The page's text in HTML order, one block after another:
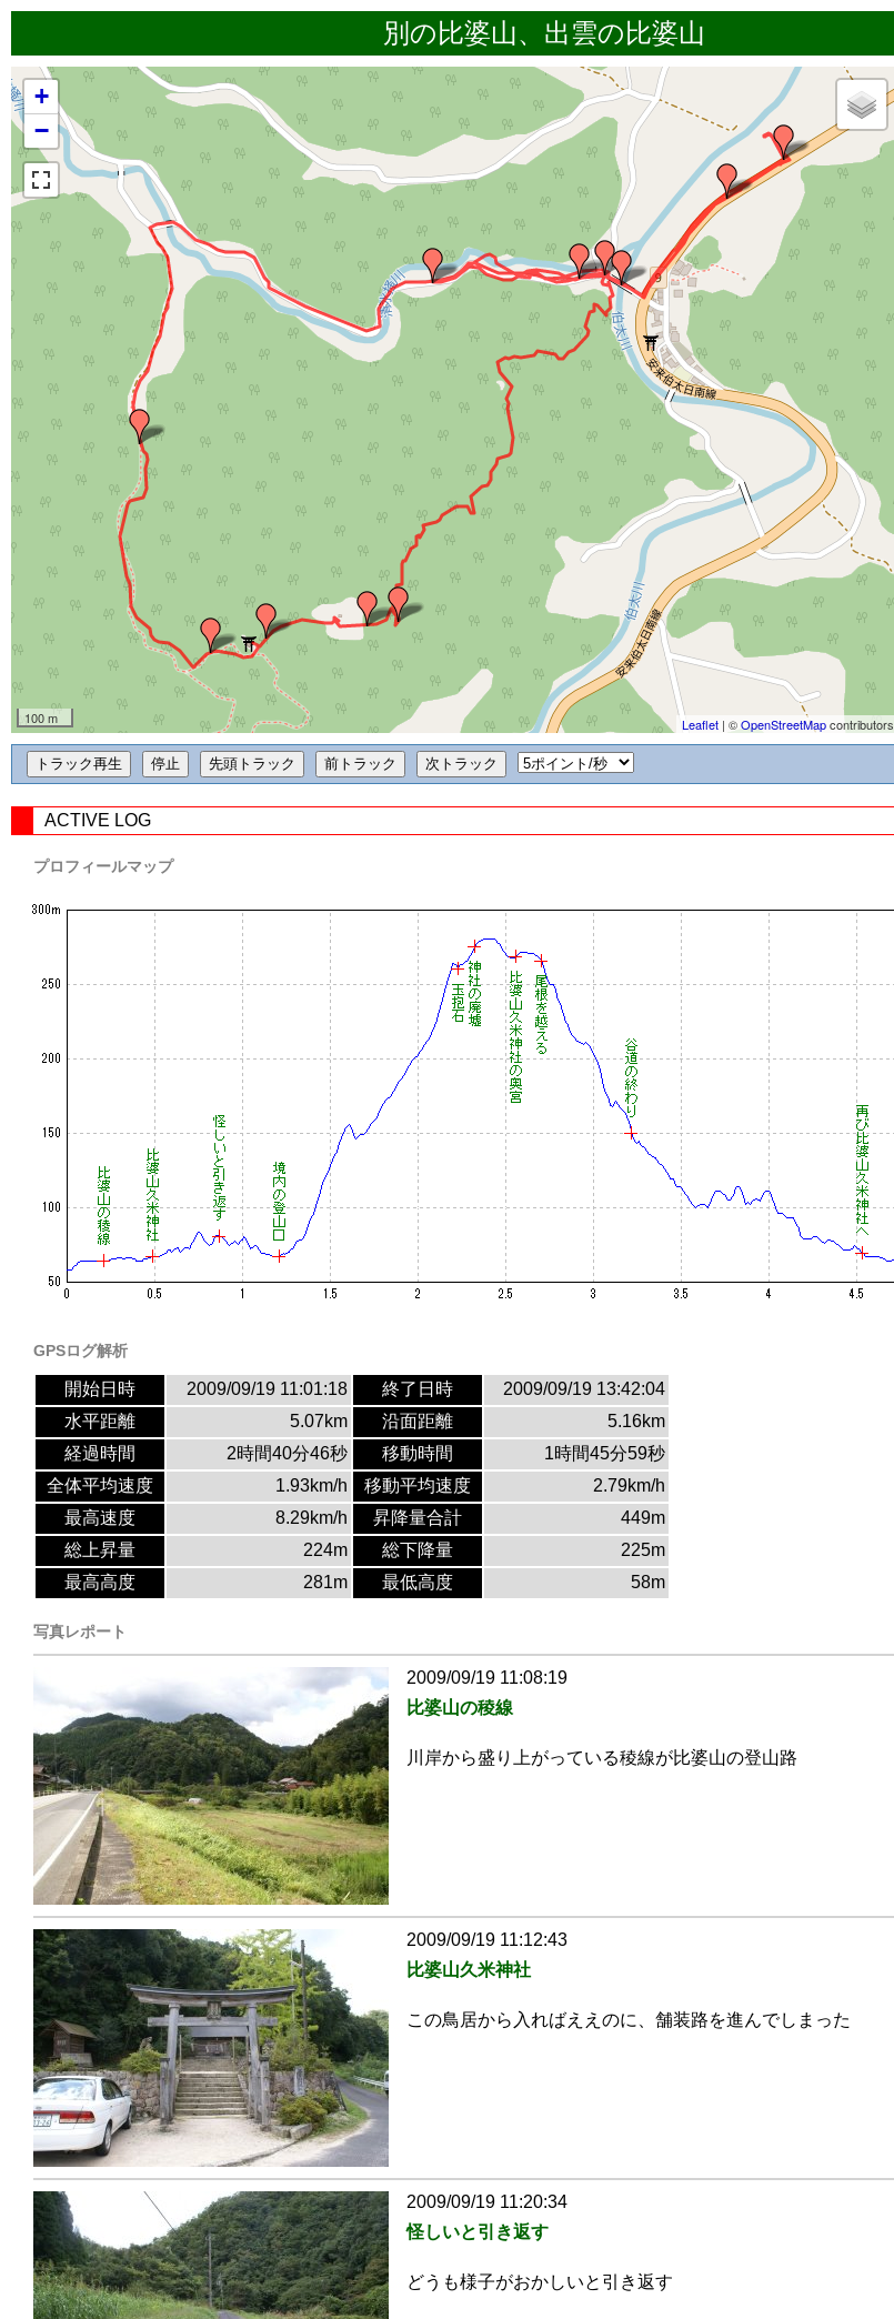
別の比婆山、出雲の比婆山
+
−
100 m Leaflet | ©OpenStreetMapcontributors
ACTIVE LOG
プロフィールマップ
GPSログ解析
開始日時 2009/09/19 11:01:18 終了日時
2009/09/19 13:42:04
水平距離
5.07km 沿面距離
5.16km
経過時間
2時間40分46秒 移動時間
1時間45分59秒
全体平均速度
1.93km/h 移動平均速度
2.79km/h
最高速度
8.29km/h 昇降量合計
449m
総上昇量
224m 総下降量
225m
最高高度
281m 最低高度 58m
写真レポート
2009/09/19 11:08:19
比婆山の稜線
川岸から盛り上がっている稜線が比婆山の登山路
2009/09/19 11:12:43
比婆山久米神社
この鳥居から入ればええのに、舗装路を進んでしまった
2009/09/19 11:20:34
怪しいと引き返す
どうも様子がおかしいと引き返す